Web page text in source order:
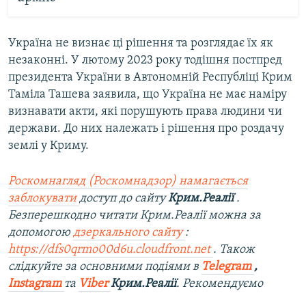
Україна не визнає ці рішення та розглядає їх як
незаконні. У лютому 2023 року тодішня постпред
президента України в Автономній Республіці Крим
Таміла Ташева заявила, що Україна не має наміру
визнавати акти, які порушують права людини чи
держави. До них належать і рішення про роздачу
землі у Криму.
Роскомнагляд (Роскомнадзор) намагається
заблокувати доступ до сайтуКрим.Реалії.
Безперешкодно читати Крим.Реалії можна за
допомогою дзеркального сайту :
https://dfs0qrmo00d6u.cloudfront.net . Також
слідкуйте за основними подіями в Telegram ,
Instagram та Viber Крим.Реалії. Рекомендуємо